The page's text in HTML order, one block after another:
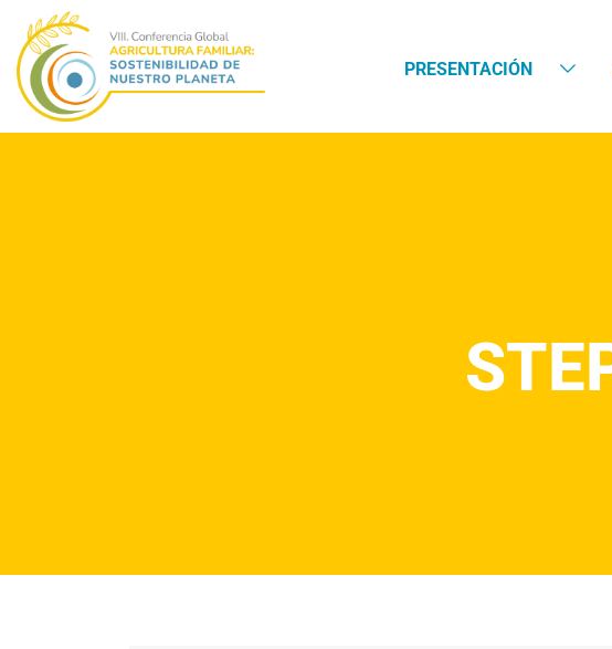
PRESENTACIÓN